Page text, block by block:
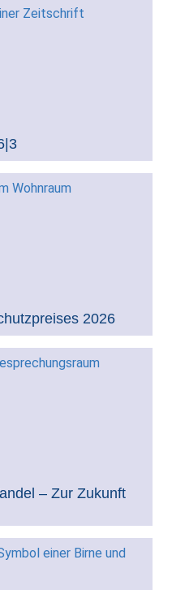
2026
– Zur Zukunft